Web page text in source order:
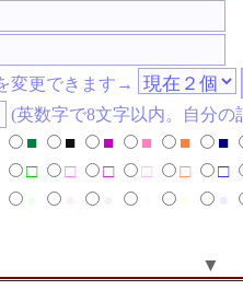
変更できます→
(英数字で8文字以内。自分
■ ■ ■ ■ ■ ■
□ □ □ □ □ □
▼